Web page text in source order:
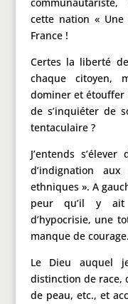
cette nation «
France !
Certes la liberté
chaque citoyen,
dominer et étouffer
de s’inquiéter de
tentaculaire ?
J’entends
d’indignation
ethniques ». A
peur qu’il y ait
d’hypocrisie, une
manque de courage.
Le Dieu auquel
distinction de race,
de peau, etc., et